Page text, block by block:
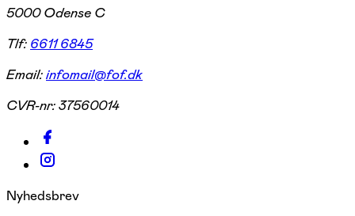
5000 Odense C
Tlf: 6611 6845
Email:infomail@fof.dk
CVR-nr:37560014
Nyhedsbrev